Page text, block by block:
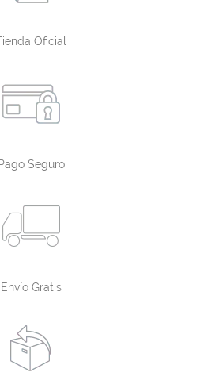
Oficial
Pago Seguro
Envío Gratis